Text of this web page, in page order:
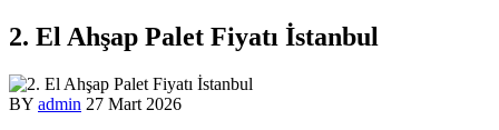
2. El Ahşap Palet Fiyatı İstanbul
BY admin 27 Mart 2026